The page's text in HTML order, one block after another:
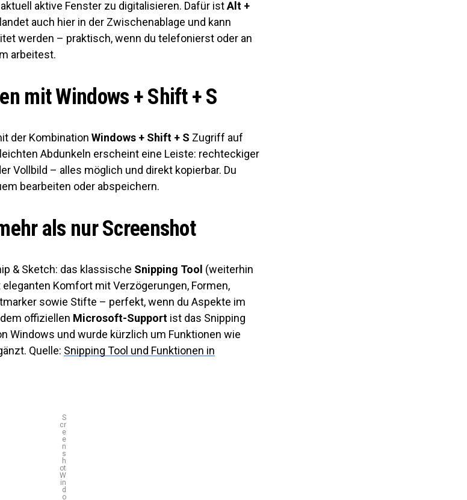
aktive Fenster zu digitalisieren. Dafür istAlt +
auch hier in der Zwischenablage und kann
werden – praktisch, wenn du telefonierst oder an
arbeitest.
mit Windows + Shift + S
der Kombination Windows + Shift + S Zugriff auf
Abdunkeln erscheint eine Leiste: rechteckiger
Vollbild – alles möglich und direkt kopierbar. Du
bearbeiten oder abspeichern.
als nur Screenshot
& Sketch: das klassische Snipping Tool (weiterhin
Komfort mit Verzögerungen, Formen,
sowie Stifte – perfekt, wenn du Aspekte im
offiziellen Microsoft-Support ist das Snipping
Windows und wurde kürzlich um Funktionen wie
Quelle: Snipping Tool und Funktionen in
S
cr
e
e
n
s
h
ot
W
in
d
o